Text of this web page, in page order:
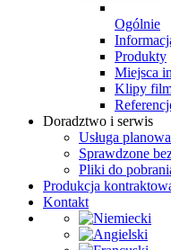
Ogólnie
Produkty
Miejsca
Klipy
Doradztwo i serwis
Usługa
Sprawdzone
Pliki do
Produkcja
Kontakt